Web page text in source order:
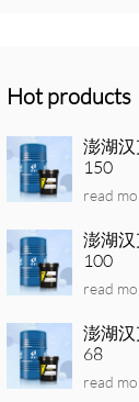
Hot products
澎湖
150
read
澎湖
100
read
澎湖
68
read